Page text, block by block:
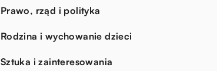
Prawo, rząd i polityka
Rodzina i wychowanie dzieci
Sztuka i zainteresowania